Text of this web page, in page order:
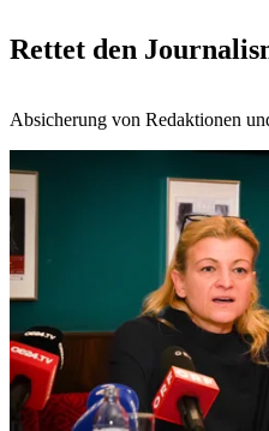
Rettet den
Absicherung von Redaktionen